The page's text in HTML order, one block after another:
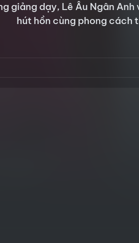
giảng dạy, Lê Âu Ngân
hút hồn cùng phong cách